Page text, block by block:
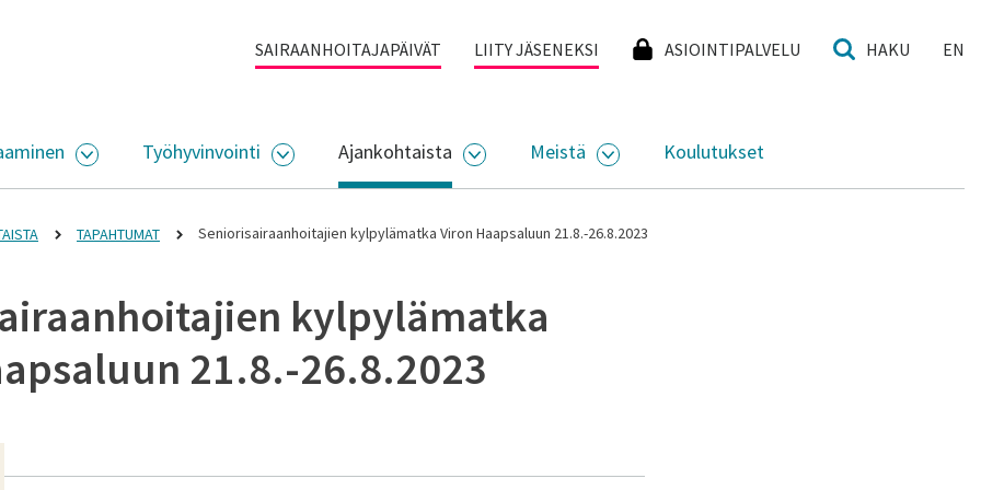
SAIRAANHOITAJAPÄIVÄT LIITY JÄSENEKSI ASIOINTIPALVELU HAKU EN
AVAA ALASIVUJEN VALIKKO
Työhyvinvointi
AVAA ALASIVUJEN VALIKKO
Ajankohtaista
AVAA ALASIVUJEN VALIKKO
Meistä
AVAA ALASIVUJEN VALIKKO
Koulutukset
TAPAHTUMAT Seniorisairaanhoitajien kylpylämatka Viron Haapsaluun 21.8.-26.8.2023
kylpylämatka
21.8.-26.8.2023